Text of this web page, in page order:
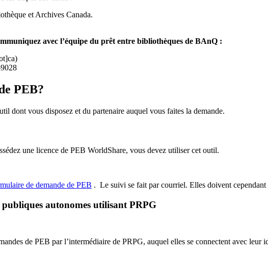
et Archives Canada.
avec l’équipe du prêt entre bibliothèques de BAnQ :
)
9028
PEB?
dont vous disposez et du partenaire auquel vous faites la demande.
une licence de PEB WorldShare, vous devez utiliser cet outil.
de demande de PEB . Le suivi se fait par courriel. Elles doivent
publiques autonomes utilisant PRPG
de PEB par l’intermédiaire de PRPG, auquel elles se connectent avec leur